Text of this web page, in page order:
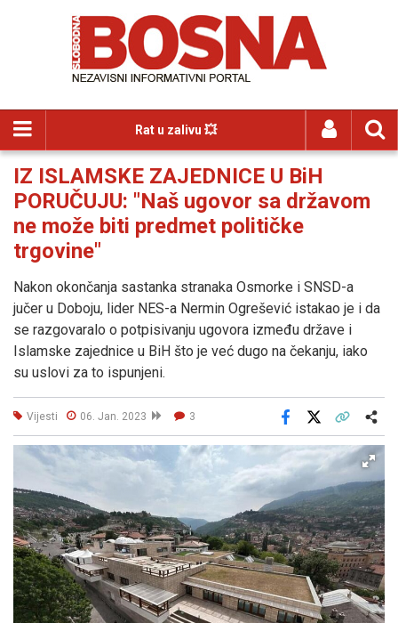
Rat u zalivu 💥
IZ ISLAMSKE ZAJEDNICE U BiH
PORUČUJU: "Naš ugovor sa državom
ne može biti predmet političke
trgovine"
Nakon okončanja sastanka stranaka Osmorke i SNSD-a
jučer u Doboju, lider NES-a Nermin Ogrešević istakao je i da
se razgovaralo o potpisivanju ugovora između države i
Islamske zajednice u BiH što je već dugo na čekanju, iako
su uslovi za to ispunjeni.
Vijesti 06. Jan. 2023 3
Facebook